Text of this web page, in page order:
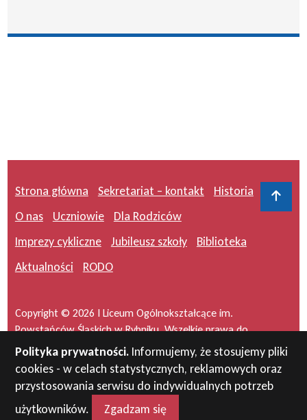
Polityka prywatności. Informujemy, że stosujemy pliki
cookies - w celach statystycznych, reklamowych oraz
przystosowania serwisu do indywidualnych potrzeb
użytkowników.
Zgadzam się
Strona główna Sekretariat – kontakt
Historia
O nas
Uczniowie
Dla Rodziców
Imprezy cykliczne
Jubileusz szkoły
Biblioteka
Aktualności
RODO
Copyright © 2026 I Liceum Ogólnokształcące im.
Powstańców Śląskich w Rybniku. Wszelkie prawa do
serwisu zastrzeżone.
Projekt i wykonanie: masideas.pl
Do